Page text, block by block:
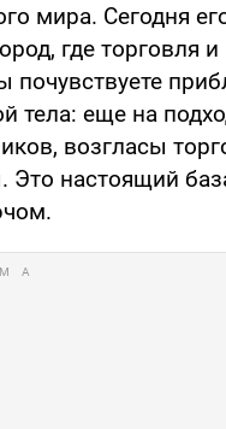
мира. Сегодня
где торговля
почувствуете
тела: еще на
возгласы
Это настоящий